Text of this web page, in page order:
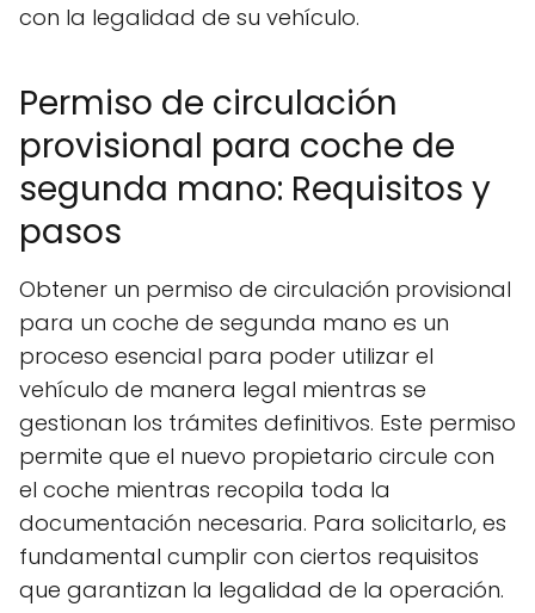
con la legalidad de su vehículo.
Permiso de circulación
provisional para coche de
segunda mano: Requisitos y
pasos
Obtener un permiso de circulación provisional
para un coche de segunda mano es un
proceso esencial para poder utilizar el
vehículo de manera legal mientras se
gestionan los trámites definitivos. Este permiso
permite que el nuevo propietario circule con
el coche mientras recopila toda la
documentación necesaria. Para solicitarlo, es
fundamental cumplir con ciertos requisitos
que garantizan la legalidad de la operación.